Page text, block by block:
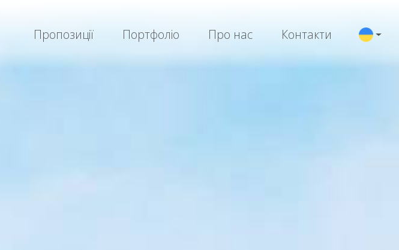
Пропозиції Портфоліо Про нас Контакти